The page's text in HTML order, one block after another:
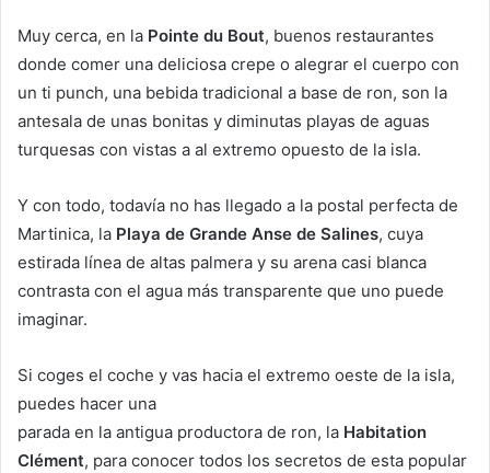
Muy cerca, en la Pointe du Bout, buenos restaurantes
donde comer una deliciosa crepe o alegrar el cuerpo con
un ti punch, una bebida tradicional a base de ron, son la
antesala de unas bonitas y diminutas playas de aguas
turquesas con vistas a al extremo opuesto de la isla.
Y con todo, todavía no has llegado a la postal perfecta de
Martinica, la Playa de Grande Anse de Salines, cuya
estirada línea de altas palmera y su arena casi blanca
contrasta con el agua más transparente que uno puede
imaginar.
Si coges el coche y vas hacia el extremo oeste de la isla,
puedes hacer una
parada en la antigua productora de ron, la Habitation
Clément, para conocer todos los secretos de esta popular